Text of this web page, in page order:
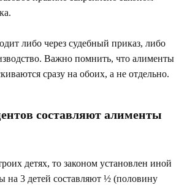
либо через судебный приказ, либо
Важно помнить, что алименты
сразу на обоих, а не отдельно.
составляют алименты
детях, то законом установлен иной
на 3 детей составляют ½ (половину